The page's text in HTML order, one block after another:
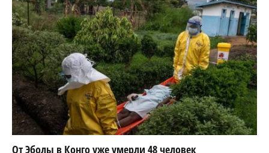
От Эболы в Конго уже умерли 48 человек